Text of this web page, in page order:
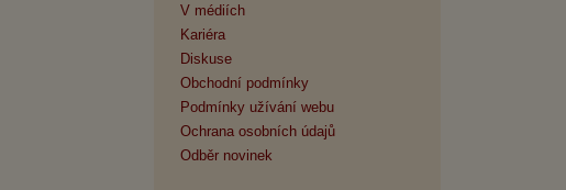
V médiích
Kariéra
Diskuse
Obchodní podmínky
Podmínky užívání webu
Ochrana osobních údajů
Odběr novinek